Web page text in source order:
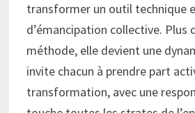
transformer un outil technique
d’émancipation collective. Plus
méthode, elle devient une
invite chacun à prendre part
transformation, avec une